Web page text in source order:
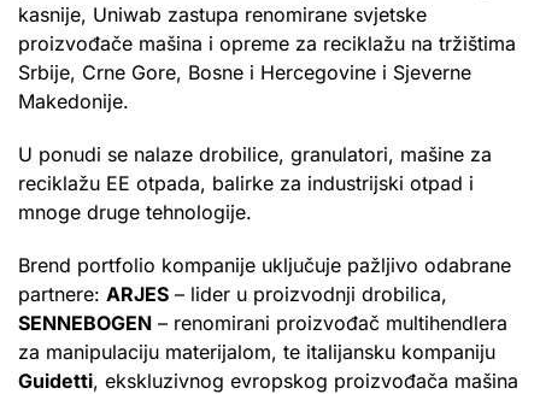
kasnije, Uniwab zastupa renomirane svjetske
proizvođače mašina i opreme za reciklažu na tržištima
Srbije, Crne Gore, Bosne i Hercegovine i Sjeverne
Makedonije.
U ponudi se nalaze drobilice, granulatori, mašine za
reciklažu EE otpada, balirke za industrijski otpad i
mnoge druge tehnologije.
Brend portfolio kompanije uključuje pažljivo odabrane
partnere: ARJES – lider u proizvodnji drobilica,
SENNEBOGEN – renomirani proizvođač multihendlera
za manipulaciju materijalom, te italijansku kompaniju
Guidetti, ekskluzivnog evropskog proizvođača mašina